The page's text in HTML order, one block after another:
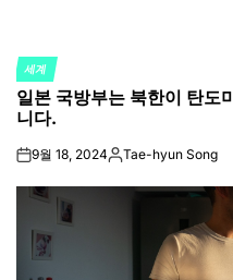
POSTED
IN
세계
일본 국방부는 북한이 탄도
니다.
on9월 18, 2024Posted
Tae-hyun Song